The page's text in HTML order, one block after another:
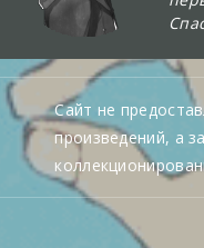
Сайт не
произведений, а